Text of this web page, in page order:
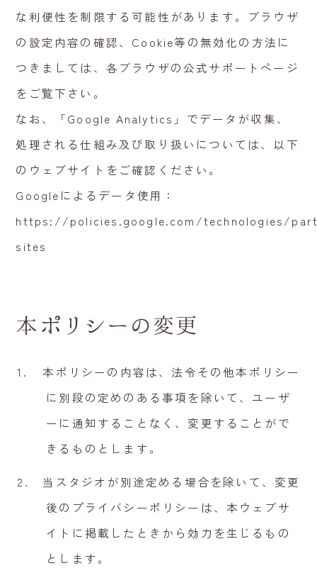
な利便性を制限する可能性があります。ブラウザ
の設定内容の確認、Cookie等の無効化の方法に
つきましては、各ブラウザの公式サポートページ
をご覧下さい。
なお、「Google Analytics」でデータが収集、
処理される仕組み及び取り扱いについては、以下
のウェブサイトをご確認ください。
Googleによるデータ使用：
https://policies.google.com/technologies/
sites
本ポリシーの変更
本ポリシーの内容は、法令その他本ポリシー
に別段の定めのある事項を除いて、ユーザ
ーに通知することなく、変更することがで
きるものとします。
当スタジオが別途定める場合を除いて、変更
後のプライバシーポリシーは、本ウェブサ
イトに掲載したときから効力を生じるもの
とします。